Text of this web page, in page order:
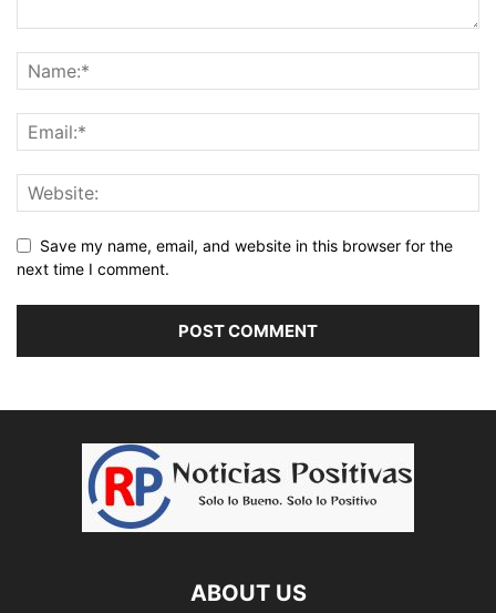
Save my name, email, and website in this browser for the
next time I comment.
ABOUT US